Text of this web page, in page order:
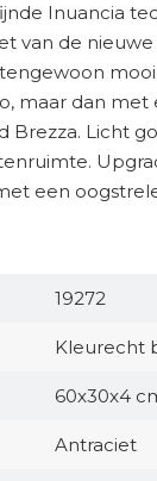
Inuancia
van de
maar dan
Brezza. Licht
een
19272
Kleurecht
60x30x4
Antraciet